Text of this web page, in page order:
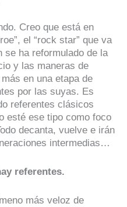
Creo que está en
el “rock star” que va
se ha reformulado de la
y las maneras de
en una etapa de
por las suyas. Es
referentes clásicos
esté ese tipo como foco
decanta, vuelve e irán
intermedias…
referentes.
más veloz de